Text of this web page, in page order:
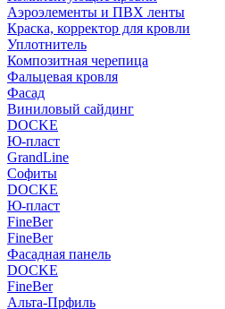
Аэроэлементы и ПВХ ленты
Краска, корректор для кровли
Уплотнитель
Композитная черепица
Фальцевая кровля
Фасад
Виниловый сайдинг
DOCKE
Ю-пласт
GrandLine
Софиты
DOCKE
Ю-пласт
FineBer
FineBer
Фасадная панель
DOCKE
FineBer
Альта-Прфиль